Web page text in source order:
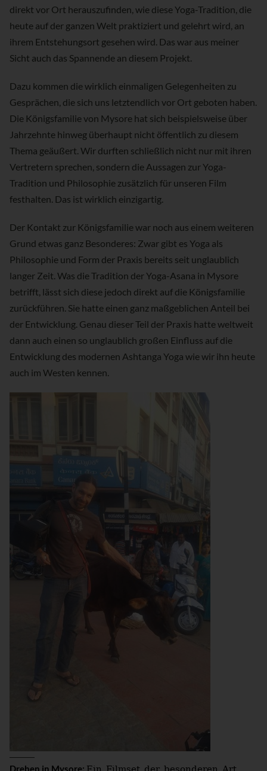
direkt vor Ort herauszufinden, wie diese Yoga-Tradition, die
heute auf der ganzen Welt praktiziert und gelehrt wird, an
ihrem Entstehungsort gesehen wird. Das war aus meiner
Sicht auch das Spannende an diesem Projekt.
Dazu kommen die wirklich einmaligen Gelegenheiten zu
Gesprächen, die sich uns letztendlich vor Ort geboten haben.
Die Königsfamilie von Mysore hat sich beispielsweise über
Jahrzehnte hinweg überhaupt nicht öffentlich zu diesem
Thema geäußert. Wir durften schließlich nicht nur mit ihren
Vertretern sprechen, sondern die Aussagen zur Yoga-
Tradition und Philosophie zusätzlich für unseren Film
festhalten. Das ist wirklich einzigartig.
Der Kontakt zur Königsfamilie war noch aus einem weiteren
Grund etwas ganz Besonderes: Zwar gibt es Yoga als
Philosophie und Form der Praxis bereits seit unglaublich
langer Zeit. Was die Tradition der Yoga-Asana in Mysore
betrifft, lässt sich diese jedoch direkt auf die Königsfamilie
zurückführen. Sie hatte einen ganz maßgeblichen Anteil bei
der Entwicklung. Genau dieser Teil der Praxis hatte weltweit
dann auch einen so unglaublich großen Einfluss auf die
Entwicklung des modernen Ashtanga Yoga wie wir ihn heute
auch im Westen kennen.
Drehen in Mysore: